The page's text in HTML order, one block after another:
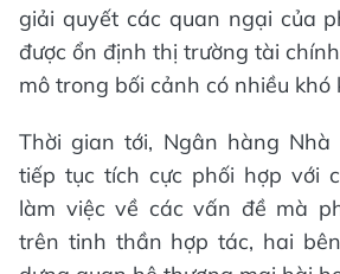
giải quyết các quan ngại của
được ổn định thị trường tài
mô trong bối cảnh có nhiều khó
Thời gian tới, Ngân hàng Nhà
tiếp tục tích cực phối hợp với
làm việc về các vấn đề mà
trên tinh thần hợp tác, hai